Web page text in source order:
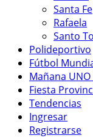
Santa Fe
Rafaela
Santo
Polideportivo
Fútbol
Mañana UNO
Fiesta
Tendencias
Ingresar
Registrarse